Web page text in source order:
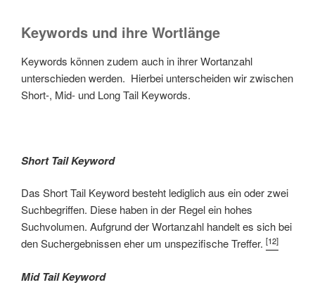
Keywords und ihre Wortlänge
Keywords können zudem auch in ihrer Wortanzahl
unterschieden werden. Hierbei unterscheiden wir zwischen
Short-, Mid- und Long Tail Keywords.
Short Tail Keyword
Das Short Tail Keyword besteht lediglich aus ein oder zwei
Suchbegriffen. Diese haben in der Regel ein hohes
Suchvolumen. Aufgrund der Wortanzahl handelt es sich bei
den Suchergebnissen eher um unspezifische Treffer. [12]
Mid Tail Keyword